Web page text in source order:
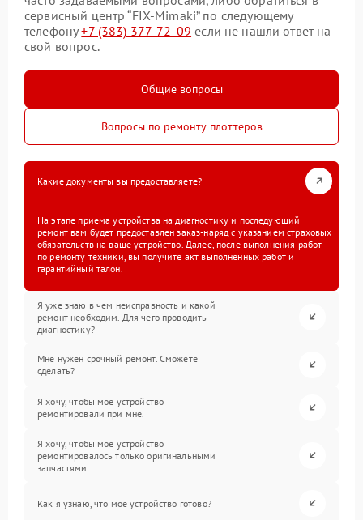
сервисный центр “FIX-Mimaki” по следующему
телефону+7 (383) 377-72-09 если не нашли ответ на
свой вопрос.
Общие вопросы
Вопросы по ремонту плоттеров
Какие документы вы предоставляете?
На этапе приема устройства на диагностику и последующий
ремонт вам будет предоставлен заказ-наряд с указанием страховых
обязательств на ваше устройство. Далее, после выполнения работ
по ремонту техники, вы получите акт выполненных работ и
гарантийный талон.
Я уже знаю в чем неисправность и какой
ремонт необходим. Для чего проводить
диагностику?
Мне нужен срочный ремонт. Сможете
сделать?
Я хочу, чтобы мое устройство
ремонтировали при мне.
Я хочу, чтобы мое устройство
ремонтировалось только оригинальными
запчастями.
Как я узнаю, что мое устройство готово?